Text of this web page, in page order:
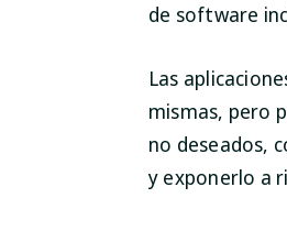
de software
Las
mismas, pero
no deseados,
y exponerlo a